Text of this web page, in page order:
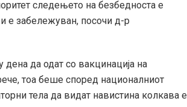
следењето на безбедноста е
и е забележуван, посочи д-р
да одат со вакцинација на
тоа беше според националниот
тела да видат навистина колкава е